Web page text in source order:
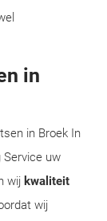
in
in Broek In
Service uw
wij kwaliteit
wij